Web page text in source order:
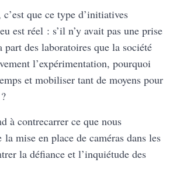
que ce type d’initiatives
est réel : s’il n’y avait pas une prise
part des laboratoires que la société
l’expérimentation, pourquoi
et mobiliser tant de moyens pour
à contrecarrer ce que nous
mise en place de caméras dans les
la défiance et l’inquiétude des